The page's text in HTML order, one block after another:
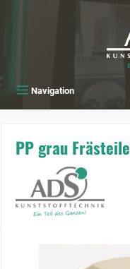
Navigation
PP grau Frästeile